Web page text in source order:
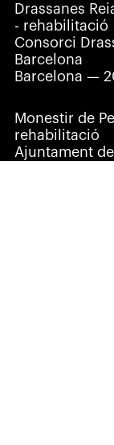
Drassanes
- rehabilitació
Consorci
Barcelona
Barcelona —
Monestir de
rehabilitació
Ajuntament